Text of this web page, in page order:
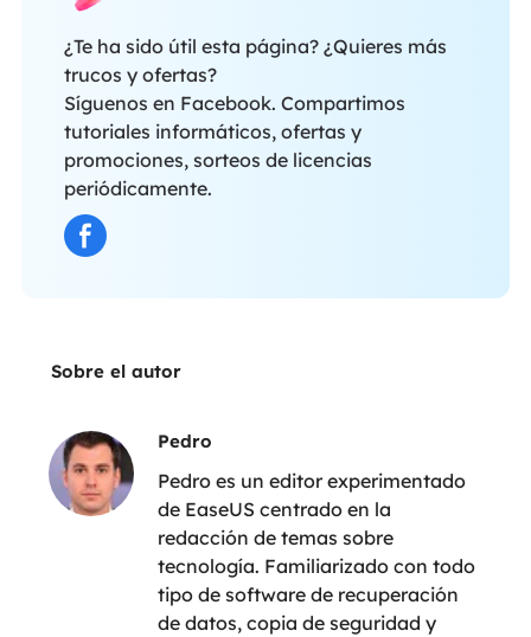
¿Te ha sido útil esta página? ¿Quieres más
trucos y ofertas?
Síguenos en Facebook. Compartimos
tutoriales informáticos, ofertas y
promociones, sorteos de licencias
periódicamente.
Sobre el autor
Pedro
Pedro es un editor experimentado
de EaseUS centrado en la
redacción de temas sobre
tecnología. Familiarizado con todo
tipo de software de recuperación
de datos, copia de seguridad y